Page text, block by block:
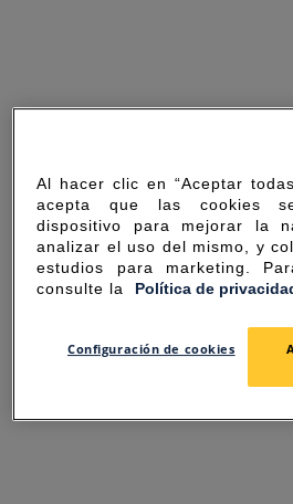
SORRY
Al hacer clic en “Aceptar
acepta que las cookies
dispositivo para mejorar la
analizar el uso del mismo, y
estudios para marketing.
consulte la Política de
Configuración de cookies